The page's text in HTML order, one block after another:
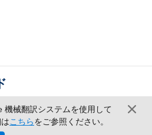
機械翻訳システムを使用して
こちらをご参照ください。